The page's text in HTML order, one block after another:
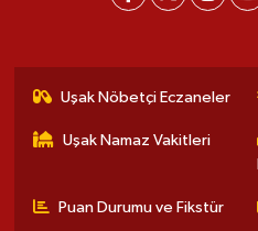
Uşak Nöbetçi Eczaneler
Uşak Namaz Vakitleri
Puan Durumu ve Fikstür